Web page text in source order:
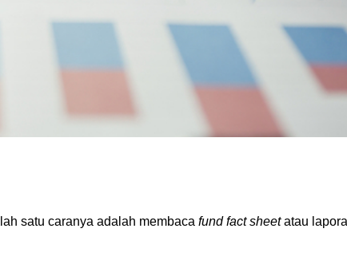
satu caranya adalah membaca fund fact sheetatau